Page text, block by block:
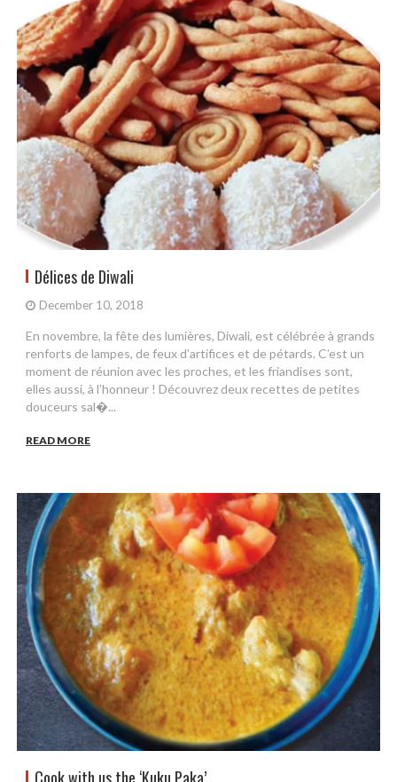
Délices de Diwali
December 10, 2018
En novembre, la fête des lumières, Diwali, est célébrée à grands
renforts de lampes, de feux d’artifices et de pétards. C’est un
moment de réunion avec les proches, et les friandises sont,
elles aussi, à l’honneur ! Découvrez deux recettes de petites
douceurs sal�...
READ MORE